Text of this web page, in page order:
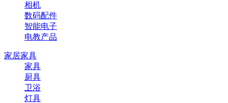
相机
数码配件
智能电子
电教产品
家居家具
家具
厨具
卫浴
灯具